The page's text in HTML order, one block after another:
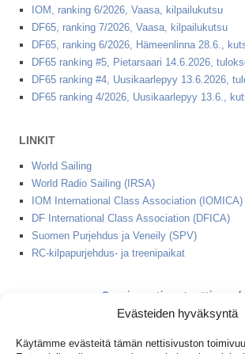
Evästeiden hyväksyntä
Käytämme evästeitä tämän nettisivuston
IOM, ranking 6/2026, Vaasa, kilpailukutsu
DF65, ranking 7/2026, Vaasa, kilpailukutsu
DF65, ranking 6/2026, Hämeenlinna 28.6.,
DF65 ranking #5, Pietarsaari 14.6.2026,
DF65 ranking #4, Uusikaarlepyy 13.6.2026,
DF65 ranking 4/2026, Uusikaarlepyy 13.6.,
LINKIT
World Sailing
World Radio Sailing (IRSA)
IOM International Class Association (IOMICA)
DF International Class Association (DFICA)
Suomen Purjehdus ja Veneily (SPV)
RC-kilpapurjehdus- ja treenipaikat
2 minuutin starttinauha
1+2 minuutin